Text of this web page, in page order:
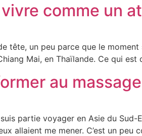
comme un
tête, un peu parce que le moment
Mai, en Thaïlande. Ce qui
au
partie voyager en Asie du Sud-
allaient me mener. C’est un peu